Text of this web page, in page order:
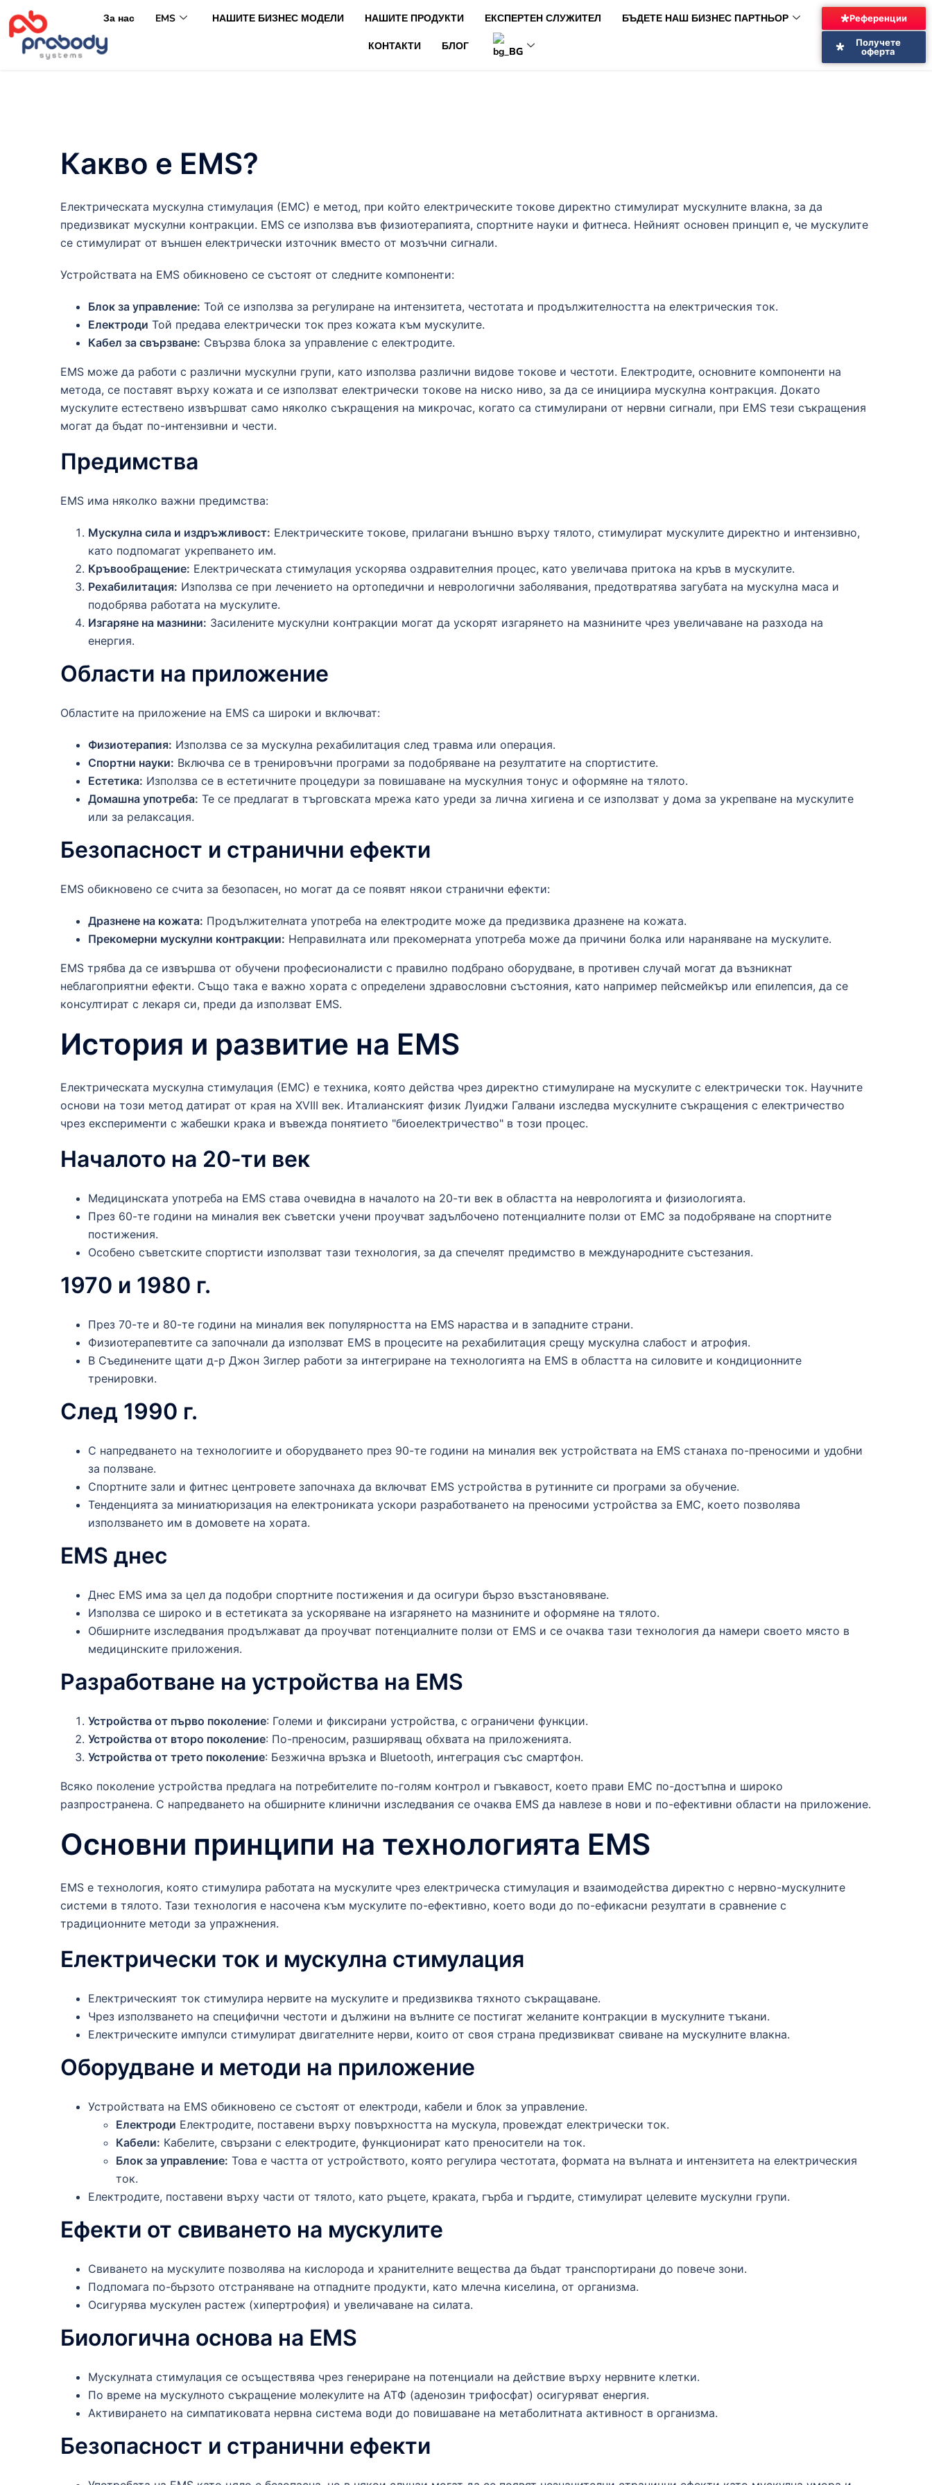
За нас EMS НАШИТЕ БИЗНЕС МОДЕЛИ НАШИТЕ ПРОДУКТИ ЕКСПЕРТЕН СЛУЖИТЕЛ БЪДЕТЕ НАШ БИЗНЕС ПАРТНЬОР
КОНТАКТИ БЛОГ BG
Референции
Получете
оферта
Какво е EMS?
Електрическата мускулна стимулация (ЕМС) е метод, при който електрическите токове директно стимулират мускулните влакна, за да
предизвикат мускулни контракции. EMS се използва във физиотерапията, спортните науки и фитнеса. Нейният основен принцип е, че мускулите
се стимулират от външен електрически източник вместо от мозъчни сигнали.
Устройствата на EMS обикновено се състоят от следните компоненти:
Блок за управление: Той се използва за регулиране на интензитета, честотата и продължителността на електрическия ток.
Електроди Той предава електрически ток през кожата към мускулите.
Кабел за свързване: Свързва блока за управление с електродите.
EMS може да работи с различни мускулни групи, като използва различни видове токове и честоти. Електродите, основните компоненти на
метода, се поставят върху кожата и се използват електрически токове на ниско ниво, за да се инициира мускулна контракция. Докато
мускулите естествено извършват само няколко съкращения на микрочас, когато са стимулирани от нервни сигнали, при EMS тези съкращения
могат да бъдат по-интензивни и чести.
Предимства
EMS има няколко важни предимства:
Мускулна сила и издръжливост: Електрическите токове, прилагани външно върху тялото, стимулират мускулите директно и интензивно,
като подпомагат укрепването им.
Кръвообращение: Електрическата стимулация ускорява оздравителния процес, като увеличава притока на кръв в мускулите.
Рехабилитация: Използва се при лечението на ортопедични и неврологични заболявания, предотвратява загубата на мускулна маса и
подобрява работата на мускулите.
Изгаряне на мазнини: Засилените мускулни контракции могат да ускорят изгарянето на мазнините чрез увеличаване на разхода на
енергия.
Области на приложение
Областите на приложение на EMS са широки и включват:
Физиотерапия: Използва се за мускулна рехабилитация след травма или операция.
Спортни науки: Включва се в тренировъчни програми за подобряване на резултатите на спортистите.
Естетика: Използва се в естетичните процедури за повишаване на мускулния тонус и оформяне на тялото.
Домашна употреба: Те се предлагат в търговската мрежа като уреди за лична хигиена и се използват у дома за укрепване на мускулите
или за релаксация.
Безопасност и странични ефекти
EMS обикновено се счита за безопасен, но могат да се появят някои странични ефекти:
Дразнене на кожата: Продължителната употреба на електродите може да предизвика дразнене на кожата.
Прекомерни мускулни контракции: Неправилната или прекомерната употреба може да причини болка или нараняване на мускулите.
EMS трябва да се извършва от обучени професионалисти с правилно подбрано оборудване, в противен случай могат да възникнат
неблагоприятни ефекти. Също така е важно хората с определени здравословни състояния, като например пейсмейкър или епилепсия, да се
консултират с лекаря си, преди да използват EMS.
История и развитие на EMS
Електрическата мускулна стимулация (ЕМС) е техника, която действа чрез директно стимулиране на мускулите с електрически ток. Научните
основи на този метод датират от края на XVIII век. Италианският физик Луиджи Галвани изследва мускулните съкращения с електричество
чрез експерименти с жабешки крака и въвежда понятието "биоелектричество" в този процес.
Началото на 20-ти век
Медицинската употреба на EMS става очевидна в началото на 20-ти век в областта на неврологията и физиологията.
През 60-те години на миналия век съветски учени проучват задълбочено потенциалните ползи от ЕМС за подобряване на спортните
постижения.
Особено съветските спортисти използват тази технология, за да спечелят предимство в международните състезания.
1970 и 1980 г.
През 70-те и 80-те години на миналия век популярността на EMS нараства и в западните страни.
Физиотерапевтите са започнали да използват EMS в процесите на рехабилитация срещу мускулна слабост и атрофия.
В Съединените щати д-р Джон Зиглер работи за интегриране на технологията на EMS в областта на силовите и кондиционните
тренировки.
След 1990 г.
С напредването на технологиите и оборудването през 90-те години на миналия век устройствата на EMS станаха по-преносими и удобни
за ползване.
Спортните зали и фитнес центровете започнаха да включват EMS устройства в рутинните си програми за обучение.
Тенденцията за миниатюризация на електрониката ускори разработването на преносими устройства за ЕМС, което позволява
използването им в домовете на хората.
EMS днес
Днес EMS има за цел да подобри спортните постижения и да осигури бързо възстановяване.
Използва се широко и в естетиката за ускоряване на изгарянето на мазнините и оформяне на тялото.
Обширните изследвания продължават да проучват потенциалните ползи от EMS и се очаква тази технология да намери своето място в
медицинските приложения.
Разработване на устройства на EMS
Устройства от първо поколение: Големи и фиксирани устройства, с ограничени функции.
Устройства от второ поколение: По-преносим, разширяващ обхвата на приложенията.
Устройства от трето поколение: Безжична връзка и Bluetooth, интеграция със смартфон.
Всяко поколение устройства предлага на потребителите по-голям контрол и гъвкавост, което прави ЕМС по-достъпна и широко
разпространена. С напредването на обширните клинични изследвания се очаква EMS да навлезе в нови и по-ефективни области на приложение.
Основни принципи на технологията EMS
EMS е технология, която стимулира работата на мускулите чрез електрическа стимулация и взаимодейства директно с нервно-мускулните
системи в тялото. Тази технология е насочена към мускулите по-ефективно, което води до по-ефикасни резултати в сравнение с
традиционните методи за упражнения.
Електрически ток и мускулна стимулация
Електрическият ток стимулира нервите на мускулите и предизвиква тяхното съкращаване.
Чрез използването на специфични честоти и дължини на вълните се постигат желаните контракции в мускулните тъкани.
Електрическите импулси стимулират двигателните нерви, които от своя страна предизвикват свиване на мускулните влакна.
Оборудване и методи на приложение
Устройствата на EMS обикновено се състоят от електроди, кабели и блок за управление.
Електроди Електродите, поставени върху повърхността на мускула, провеждат електрически ток.
Кабели: Кабелите, свързани с електродите, функционират като преносители на ток.
Блок за управление: Това е частта от устройството, която регулира честотата, формата на вълната и интензитета на електрическия
ток.
Електродите, поставени върху части от тялото, като ръцете, краката, гърба и гърдите, стимулират целевите мускулни групи.
Ефекти от свиването на мускулите
Свиването на мускулите позволява на кислорода и хранителните вещества да бъдат транспортирани до повече зони.
Подпомага по-бързото отстраняване на отпадните продукти, като млечна киселина, от организма.
Осигурява мускулен растеж (хипертрофия) и увеличаване на силата.
Биологична основа на EMS
Мускулната стимулация се осъществява чрез генериране на потенциали на действие върху нервните клетки.
По време на мускулното съкращение молекулите на АТФ (аденозин трифосфат) осигуряват енергия.
Активирането на симпатиковата нервна система води до повишаване на метаболитната активност в организма.
Безопасност и странични ефекти